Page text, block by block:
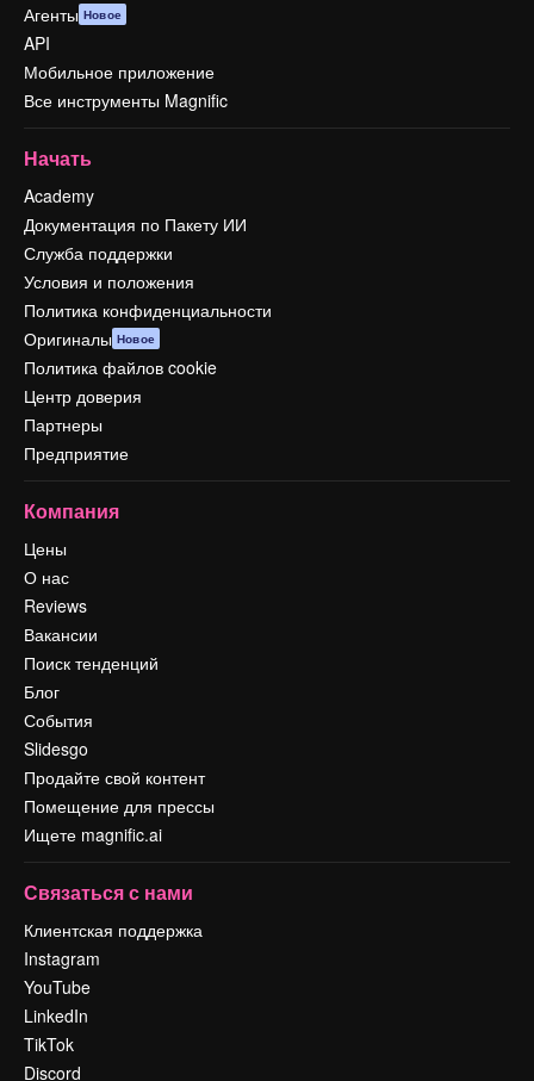
Агенты Новое
API
Мобильное приложение
Все инструменты Magnific
Начать
Academy
Документация по Пакету ИИ
Служба поддержки
Условия и положения
Политика конфиденциальности
Оригиналы Новое
Политика файлов cookie
Центр доверия
Партнеры
Предприятие
Компания
Цены
О нас
Reviews
Вакансии
Поиск тенденций
Блог
События
Slidesgo
Продайте свой контент
Помещение для прессы
Ищете magnific.ai
Связаться с нами
Клиентская поддержка
Instagram
YouTube
LinkedIn
TikTok
Discord